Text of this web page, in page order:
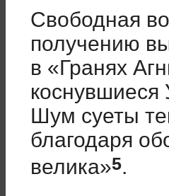
Свободная
получению
в «Гранях
Шум суеты
благодаря
велика»5.